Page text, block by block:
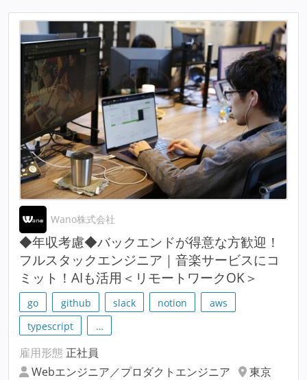
Wano株式会社
◆年収考慮◆バックエンドが得意な方歓迎！
フルスタックエンジニア｜音楽サービスにコ
ミット！AIも活用＜リモートワークOK＞
go github slack notion
aws
typescript
…
雇用形態 正社員
Webエンジニア／プロダクトエンジニア
東京